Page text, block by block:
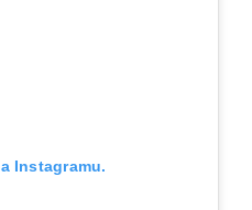
Instagramu.